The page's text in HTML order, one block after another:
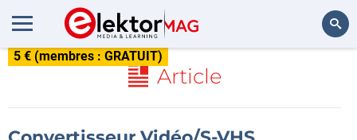
5 € (membres : GRATUIT)
Article